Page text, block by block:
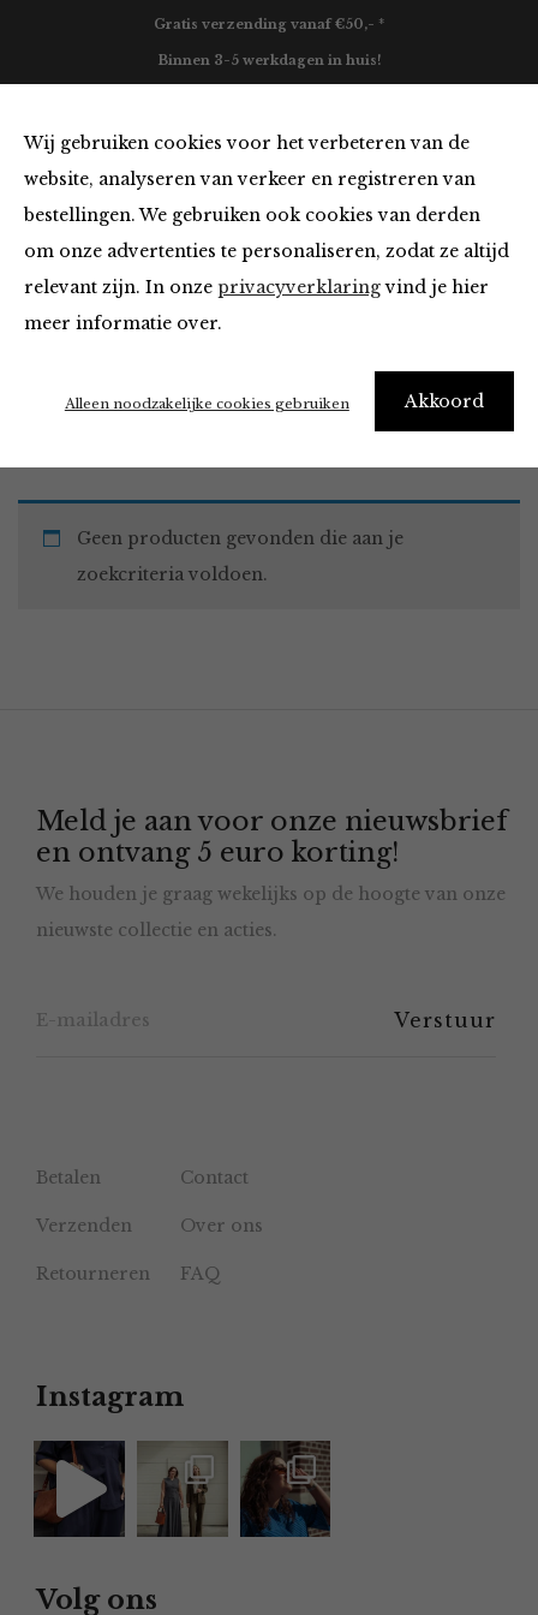
Wij gebruiken cookies voor het verbeteren van de
website, analyseren van verkeer en registreren van
bestellingen. We gebruiken ook cookies van derden
om onze advertenties te personaliseren, zodat ze altijd
relevant zijn. In onze privacyverklaringvind je hier
meer informatie over.
Akkoord
Alleen noodzakelijke cookies gebruiken
Gratis verzending vanaf €50,- *
Binnen 3-5 werkdagen in huis!
Must Haves
Home Winkel Accessoires Must Haves
Geen producten gevonden die aan je
zoekcriteria voldoen.
Meld je aan voor onze nieuwsbrief
en ontvang 5 euro korting!
We houden je graag wekelijks op de hoogte van onze
nieuwste collectie en acties.
Betalen Contact
Verzenden Over ons
Retourneren FAQ
Instagram
Volg ons